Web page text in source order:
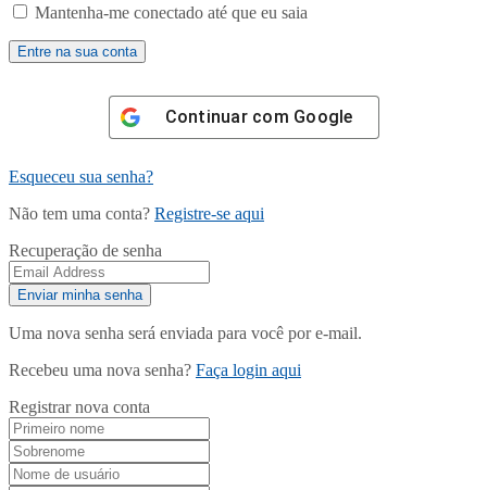
Mantenha-me conectado até que eu saia
Continuar com Google
Esqueceu sua senha?
Não tem uma conta? Registre-se aqui
Recuperação de senha
Uma nova senha será enviada para você por e-mail.
Recebeu uma nova senha? Faça login aqui
Registrar nova conta